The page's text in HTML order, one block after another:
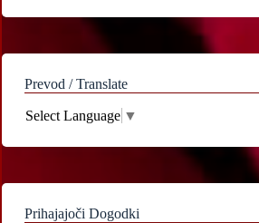
Prevod / Translate
Select Language ▼
Prihajajoči Dogodki